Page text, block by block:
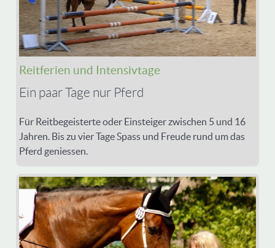
Reitferien und Intensivtage
Ein paar Tage nur Pferd
Für Reitbegeisterte oder Einsteiger zwischen 5 und 16
Jahren. Bis zu vier Tage Spass und Freude rund um das
Pferd geniessen.